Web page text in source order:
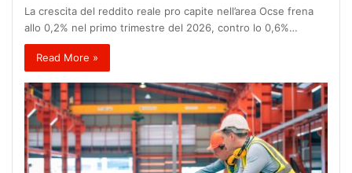
La crescita del reddito reale pro capite nell’area Ocse frena
allo 0,2% nel primo trimestre del 2026, contro lo 0,6%…
Read More »